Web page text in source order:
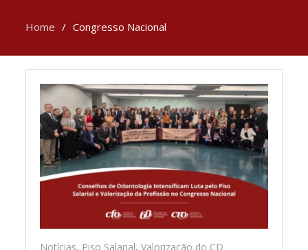
Home Congresso Nacional
Notícias, Piso Salarial,Valorização do CD